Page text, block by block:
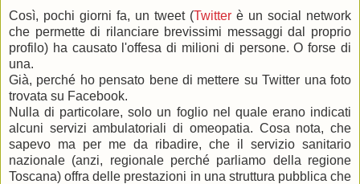
Così, pochi giorni fa, un tweet (Twitter è un social network
che permette di rilanciare brevissimi messaggi dal proprio
profilo) ha causato l'offesa di milioni di persone. O forse di
una.
Già, perché ho pensato bene di mettere su Twitter una foto
trovata su Facebook.
Nulla di particolare, solo un foglio nel quale erano indicati
alcuni servizi ambulatoriali di omeopatia. Cosa nota, che
sapevo ma per me da ribadire, che il servizio sanitario
nazionale (anzi, regionale perché parliamo della regione
Toscana) offra delle prestazioni in una struttura pubblica che